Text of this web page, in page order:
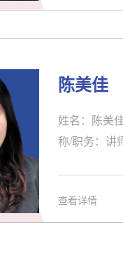
情况：科研/
养》《关联
因素》《从<
流小说的现
学英语（第
陈美佳
姓名：陈美
称/职务：讲
院 翻译硕士
学 社科与文
查看详情